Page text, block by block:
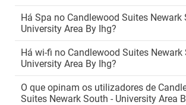
Há Spa no Candlewood Suites Newark
University Area By Ihg?
Há wi-fi no Candlewood Suites Newark
University Area By Ihg?
O que opinam os utilizadores de
Suites Newark South - University Area